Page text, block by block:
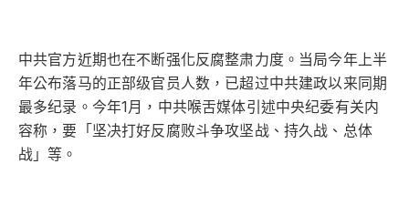
中共官方近期也在不断强化反腐整肃力度。当局今年上半
年公布落马的正部级官员人数，已超过中共建政以来同期
最多纪录。今年1月，中共喉舌媒体引述中央纪委有关内
容称，要「坚决打好反腐败斗争攻坚战、持久战、总体
战」等。